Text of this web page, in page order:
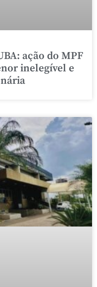
ação do MPF
inelegível e